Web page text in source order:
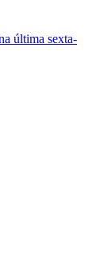
última sexta-